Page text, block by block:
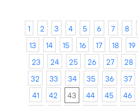
1 2 3 4 5 6 7 8
13
14 15 16 17 18 19
23
24 25 26 27 28
32
33 34 35 36 37
41
42 43 44 45 46